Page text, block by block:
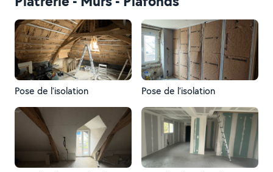
Pose de l’isolation Pose de l’isolation